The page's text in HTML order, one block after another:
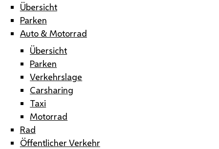
Übersicht
Parken
Auto & Motorrad
Übersicht
Parken
Verkehrslage
Carsharing
Taxi
Motorrad
Rad
Öffentlicher Verkehr